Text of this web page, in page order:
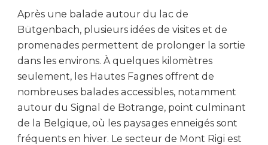
Après une balade autour du lac de
Bütgenbach, plusieurs idées de visites et de
promenades permettent de prolonger la sortie
dans les environs. À quelques kilomètres
seulement, les Hautes Fagnes offrent de
nombreuses balades accessibles, notamment
autour du Signal de Botrange, point culminant
de la Belgique, où les paysages enneigés sont
fréquents en hiver. Le secteur de Mont Rigi est